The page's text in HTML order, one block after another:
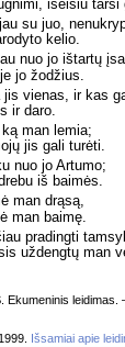
išeisiu
su juo,
kelio.
nuo jo ištartų
jo žodžius.
jis vienas, ir kas
ir daro.
man lemia;
jis gali turėti.
nuo jo Artumo;
iš baimės.
man drąsą,
man baimę.
pradingti
uždengtų man
Ekumeninis
Išsamiai apie